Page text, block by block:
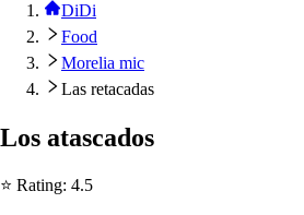
DiDi
Food
Morelia mic
Las retacadas
Los atascados
⭐ Rating: 4.5